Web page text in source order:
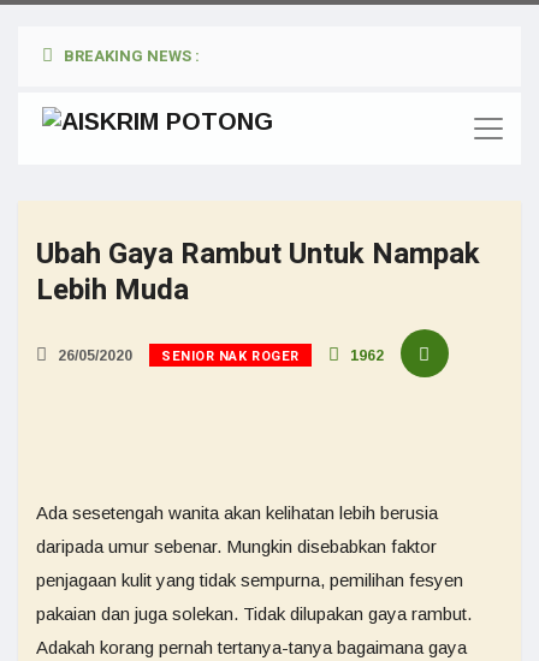
BREAKING NEWS :
Ubah Gaya Rambut Untuk Nampak
Lebih Muda
26/05/2020 SENIOR NAK ROGER 1962
Ada sesetengah wanita akan kelihatan lebih berusia
daripada umur sebenar. Mungkin disebabkan faktor
penjagaan kulit yang tidak sempurna, pemilihan fesyen
pakaian dan juga solekan. Tidak dilupakan gaya rambut.
Adakah korang pernah tertanya-tanya bagaimana gaya